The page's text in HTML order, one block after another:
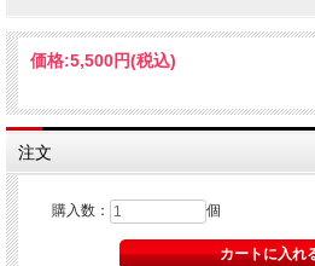
価格:5,500円(税込)
注文
購入数： 個